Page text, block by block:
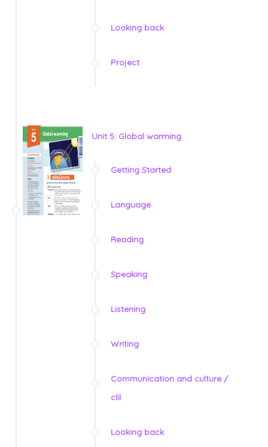
Looking back
Project
Unit 5: Global warming
Getting Started
Language
Reading
Speaking
Listening
Writing
Communication and culture /
clil
Looking back